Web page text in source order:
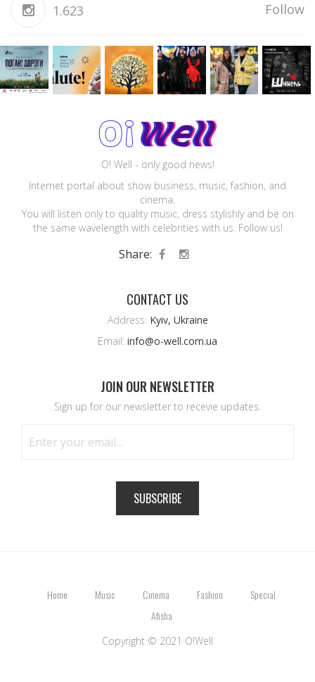
1.623 Follow
O! Well - only good news!
Internet portal about show business, music, fashion, and
cinema.
You will listen only to quality music, dress stylishly and be on
the same wavelength with celebrities with us. Follow us!
Share:
CONTACT US
Address: Kyiv, Ukraine
Email: info@o-well.com.ua
JOIN OUR NEWSLETTER
Sign up for our newsletter to recevie updates.
SUBSCRIBE
Home Music Cinema Fashion
Special
Afisha
Copyright © 2021 O!Well